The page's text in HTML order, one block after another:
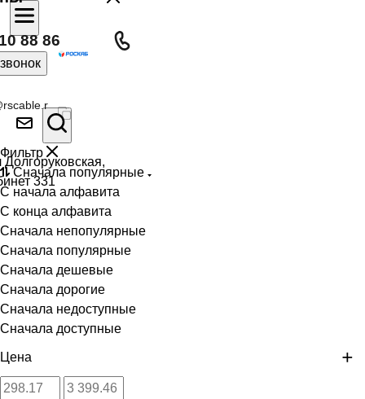
88 86
331
Фильтр
Сначала популярные
С начала алфавита
С конца алфавита
Сначала непопулярные
Сначала популярные
Сначала дешевые
Сначала дорогие
Сначала недоступные
Сначала доступные
Цена